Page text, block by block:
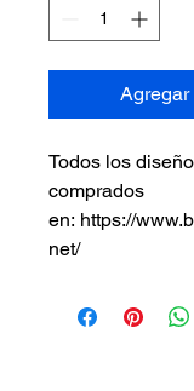
Agregar
Todos los
comprados
en: https://
net/